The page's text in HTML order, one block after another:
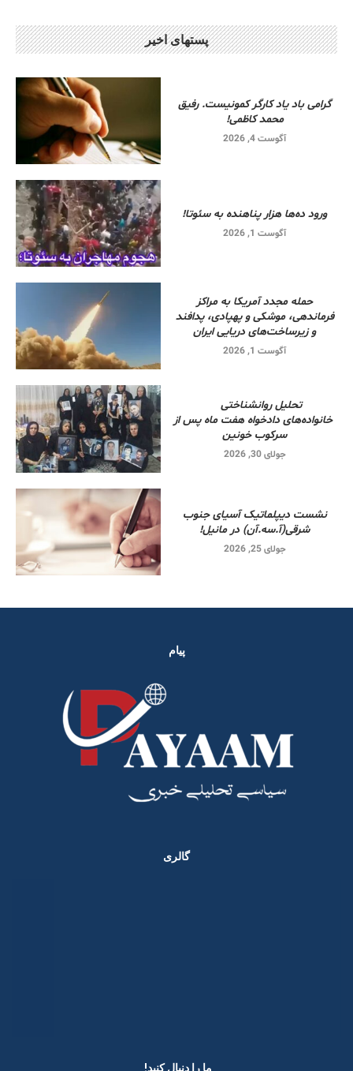
پستهای اخیر
گرامی باد یاد کارگر کمونیست. رفیق
محمد کاظمی!
آگوست 4, 2026
ورود ده‌ها هزار پناهنده به سئوتا!
آگوست 1, 2026
حمله مجدد آمریکا به مراکز
فرماندهی، موشکی و پهپادی، پدافند
و زیرساخت‌های دریایی ایران
آگوست 1, 2026
تحلیل روانشناختی
خانواده‌های دادخواه هفت ماه پس از
سرکوب خونین
جولای 30, 2026
نشست دیپلماتیک آسیای جنوب
شرقی‌(آ.سه.آن) در مانیل!
جولای 25, 2026
پیام
گالری
ما را دنبال کنید! ​